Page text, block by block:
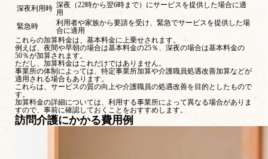
深夜利用時 深夜（22時から翌6時まで）にサービスを提供した場合に適
用
緊急時
利用者や家族から要請を受け、緊急でサービスを提供した場
合に適用
これらの加算料金は、基本料金に上乗せされます。
例えば、夜間や早朝の場合は基本料金の25％、深夜の場合は基本料金の
50％が加算されます。
ただし、加算料金はこれだけではありません。
事業所の体制によっては、特定事業所加算や介護職員処遇改善加算などが
適用される場合もあります。
これらは、サービスの質の向上や介護職員の処遇改善を目的としたもので
す。
加算料金の詳細については、利用する事業所によって異なる場合がありま
すので、事前に確認しておくことをおすすめします。
訪問介護にかかる費用例